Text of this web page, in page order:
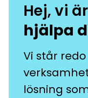
Hej, vi är
hjälpa
Vi står
lösning